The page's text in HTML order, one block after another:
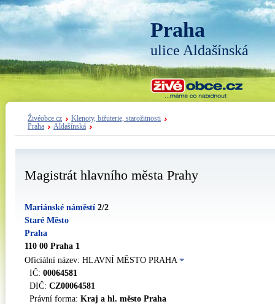
Praha
ulice Aldašínská
Živéobce.cz
Klenoty, bižuterie, starožitnosti
Praha
Aldašínská
Magistrát hlavního města Prahy
Mariánské náměstí 2/2
Staré Město
Praha
110 00 Praha 1
Oficiální název: HLAVNÍ MĚSTO PRAHA
IČ: 00064581
DIČ: CZ00064581
Právní forma: Kraj a hl. město Praha